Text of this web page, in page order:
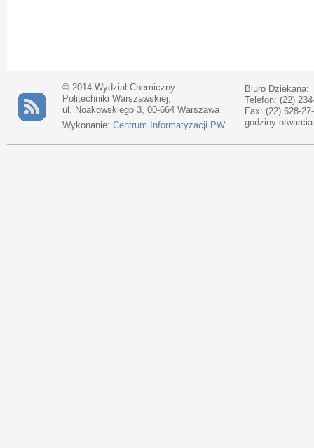
© 2014 Wydział Chemiczny
Politechniki Warszawskiej,
ul. Noakowskiego 3, 00-664 Warszawa
Wykonanie: Centrum Informatyzacji PW
Biuro Dziekana:
Telefon: (22)
Fax: (22) 628-
godziny